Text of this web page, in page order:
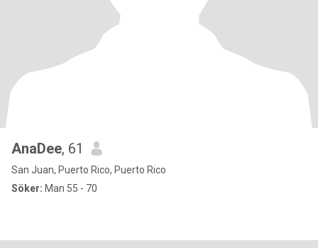
AnaDee, 61
San Juan, Puerto Rico, Puerto Rico
Söker: Man 55 - 70